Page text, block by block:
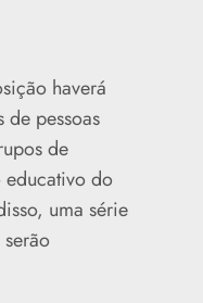
haverá
de pessoas
de
educativo do
uma série